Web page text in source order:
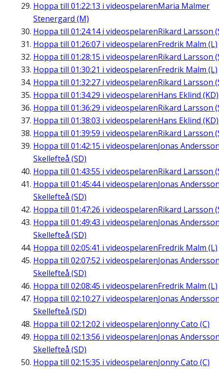
Hoppa till 01:22:13 i videospelarenMaria Malmer
Stenergard (M)
Hoppa till 01:24:14i videospelarenRikard Larsson
Hoppa till 01:26:07 i videospelarenFredrik Malm (L)
Hoppa till 01:28:15 i videospelarenRikard Larsson
Hoppa till 01:30:21 i videospelarenFredrik Malm (L)
Hoppa till 01:32:27 i videospelarenRikard Larsson
Hoppa till 01:34:29 i videospelarenHans Eklind (KD)
Hoppa till 01:36:29 i videospelarenRikard Larsson
Hoppa till 01:38:03 i videospelarenHans Eklind (KD)
Hoppa till 01:39:59 i videospelarenRikard Larsson
Hoppa till 01:42:15 i videospelarenJonas
Skellefteå (SD)
Hoppa till 01:43:55 i videospelarenRikard Larsson
Hoppa till 01:45:44i videospelarenJonas
Skellefteå (SD)
Hoppa till 01:47:26 i videospelarenRikard Larsson
Hoppa till 01:49:43 i videospelarenJonas
Skellefteå (SD)
Hoppa till 02:05:41 i videospelarenFredrik Malm (L)
Hoppa till 02:07:52 i videospelarenJonas
Skellefteå (SD)
Hoppa till 02:08:45 i videospelarenFredrik Malm (L)
Hoppa till 02:10:27 i videospelarenJonas
Skellefteå (SD)
Hoppa till 02:12:02 i videospelarenJonny Cato (C)
Hoppa till 02:13:56 i videospelarenJonas
Skellefteå (SD)
Hoppa till 02:15:35 i videospelarenJonny Cato (C)